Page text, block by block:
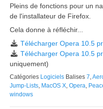
Pleins de fonctions pour un
de l'installateur de Firefox.
Cela donne à réfléchir...
Télécharger Opera 10.5
Télécharger Opera 10.5
uniquement)
Catégories Logiciels Balises 7
Jump-Lists MacOS X Opera
windows